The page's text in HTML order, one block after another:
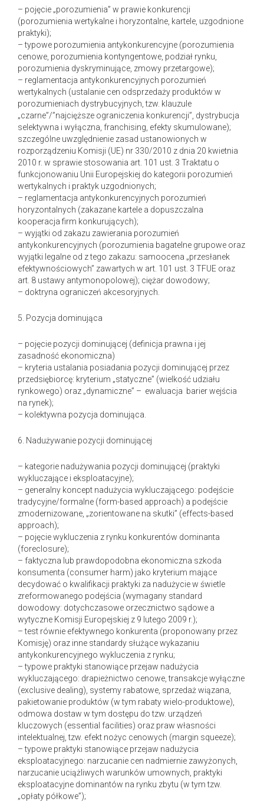
– pojęcie „porozumienia” w prawie konkurencji
(porozumienia wertykalne i horyzontalne, kartele, uzgodnione
praktyki);
– typowe porozumienia antykonkurencyjne (porozumienia
cenowe, porozumienia kontyngentowe, podział rynku,
porozumienia dyskryminujące, zmowy przetargowe);
– reglamentacja antykonkurencyjnych porozumień
wertykalnych (ustalanie cen odsprzedaży produktów w
porozumieniach dystrybucyjnych, tzw. klauzule
„czarne”/”najcięższe ograniczenia konkurencji”, dystrybucja
selektywna i wyłączna, franchising, efekty skumulowane);
szczególne uwzględnienie zasad ustanowionych w
rozporządzeniu Komisji (UE) nr 330/2010 z dnia 20 kwietnia
2010 r. w sprawie stosowania art. 101 ust. 3 Traktatu o
funkcjonowaniu Unii Europejskiej do kategorii porozumień
wertykalnych i praktyk uzgodnionych;
– reglamentacja antykonkurencyjnych porozumień
horyzontalnych (zakazane kartele a dopuszczalna
kooperacja firm konkurujących);
– wyjątki od zakazu zawierania porozumień
antykonkurencyjnych (porozumienia bagatelne grupowe oraz
wyjątki legalne od z tego zakazu: samoocena „przesłanek
efektywnościowych” zawartych w art. 101 ust. 3 TFUE oraz
art. 8 ustawy antymonopolowej); ciężar dowodowy;
– doktryna ograniczeń akcesoryjnych.
5. Pozycja dominująca
– pojęcie pozycji dominującej (definicja prawna i jej
zasadność ekonomiczna)
– kryteria ustalania posiadania pozycji dominującej przez
przedsiębiorcę: kryterium „statyczne” (wielkość udziału
rynkowego) oraz „dynamiczne” – ewaluacja barier wejścia
na rynek);
– kolektywna pozycja dominująca.
6. Nadużywanie pozycji dominującej
– kategorie nadużywania pozycji dominującej (praktyki
wykluczające i eksploatacyjne);
– generalny koncept nadużycia wykluczającego: podejście
tradycyjne/formalne (form-based approach) a podejście
zmodernizowane, „zorientowane na skutki” (effects-based
approach);
– pojęcie wykluczenia z rynku konkurentów dominanta
(foreclosure);
– faktyczna lub prawdopodobna ekonomiczna szkoda
konsumenta (consumer harm) jako kryterium mające
decydować o kwalifikacji praktyki za nadużycie w świetle
zreformowanego podejścia (wymagany standard
dowodowy: dotychczasowe orzecznictwo sądowe a
wytyczne Komisji Europejskiej z 9 lutego 2009 r.);
– test równie efektywnego konkurenta (proponowany przez
Komisję) oraz inne standardy służące wykazaniu
antykonkurencyjnego wykluczenia z rynku;
– typowe praktyki stanowiące przejaw nadużycia
wykluczającego: drapieżnictwo cenowe, transakcje wyłączne
(exclusive dealing), systemy rabatowe, sprzedaż wiązana,
pakietowanie produktów (w tym rabaty wielo-produktowe),
odmowa dostaw w tym dostępu do tzw. urządzeń
kluczowych (essential facilities) oraz praw własności
intelektualnej, tzw. efekt nożyc cenowych (margin squeeze);
– typowe praktyki stanowiące przejaw nadużycia
eksploatacyjnego: narzucanie cen nadmiernie zawyżonych,
narzucanie uciążliwych warunków umownych, praktyki
eksploatacyjne dominantów na rynku zbytu (w tym tzw.
„opłaty półkowe”);